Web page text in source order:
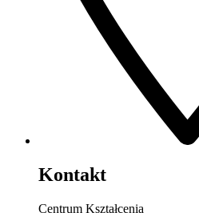
Kontakt
Centrum Kształcenia